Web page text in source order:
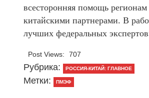
всесторонняя помощь
китайскими партнерами. В
лучших федеральных
Post Views: 707
Рубрика: РОССИЯ-КИТАЙ: ГЛАВНОЕ
Метки: ПМЭФ